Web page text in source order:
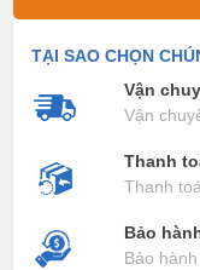
TẠI SAO CHỌN
Vận
Vận
Thanh
Thanh
Bảo
Bảo